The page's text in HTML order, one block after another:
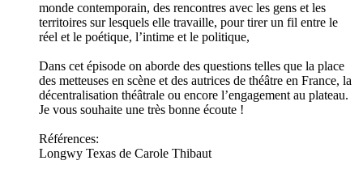
monde contemporain, des rencontres avec les gens et les
territoires sur lesquels elle travaille, pour tirer un fil entre le
réel et le poétique, l’intime et le politique,
Dans cet épisode on aborde des questions telles que la place
des metteuses en scène et des autrices de théâtre en France, la
décentralisation théâtrale ou encore l’engagement au plateau.
Je vous souhaite une très bonne écoute !
Références:
Longwy Texas de Carole Thibaut